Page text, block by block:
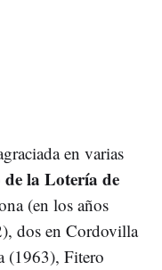
en varias
la Lotería de
(en los años
dos en Cordovilla
(1963), Fitero